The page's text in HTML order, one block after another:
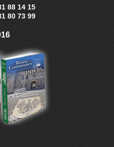
88 14 15
80 73 99